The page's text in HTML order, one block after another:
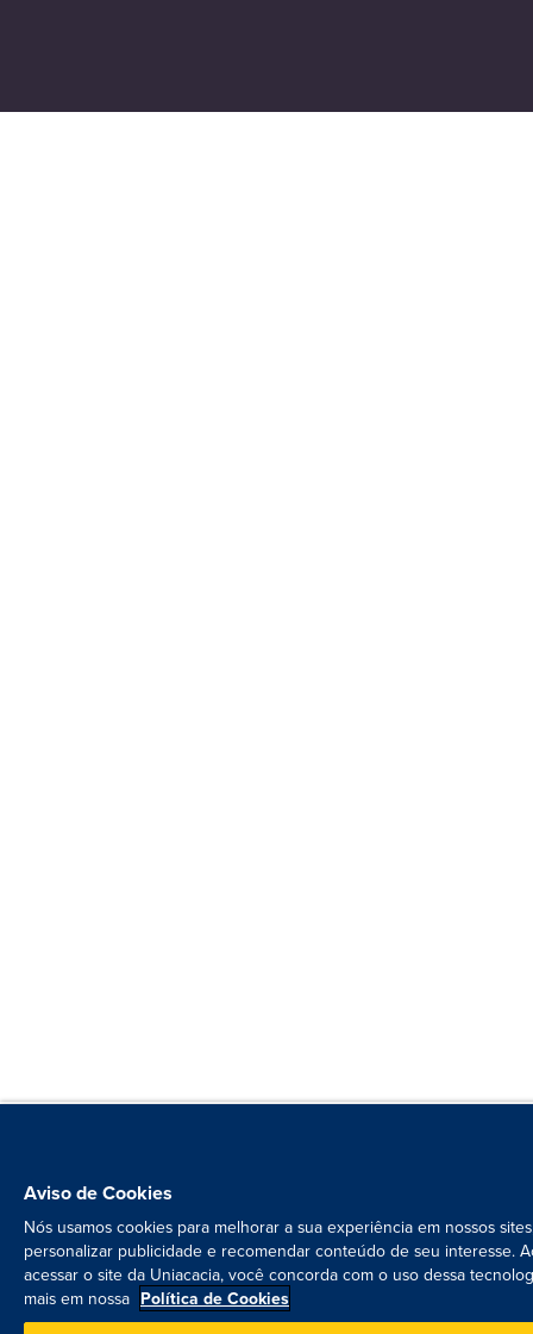
Aviso de Cookies
Nós usamos cookies para melhorar a sua experiência em nossos
personalizar publicidade e recomendar conteúdo de seu interesse.
acessar o site da Uniacacia, você concorda com o uso dessa
mais em nossa Política de Cookies